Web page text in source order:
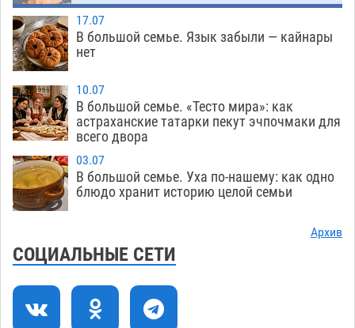
земельного массива для льготников
07.08 493
15:28
Тяга к сверхскоростям обошлась
астраханской логистической компании в 400
тысяч рублей
07.08
14:44
Астраханские кутилы сменили барные стойки
на полицейские дежурки
14:09
С 11 августа астраханские водоемы
обеспечат притоком в семь тысяч кубов
1280
13:29
Астраханский аэропорт попробует отбиться
от ворон в апелляционном суде
12:53
Астраханские археологи откопали древнюю
17.07
В большой семье. Язык забыли — кайнары
нет
10.07
В большой семье. «Тесто мира»: как
астраханские татарки пекут эчпочмаки для
всего двора
03.07
В большой семье. Уха по-нашему: как одно
блюдо хранит историю целой семьи
Архив
СОЦИАЛЬНЫЕ СЕТИ